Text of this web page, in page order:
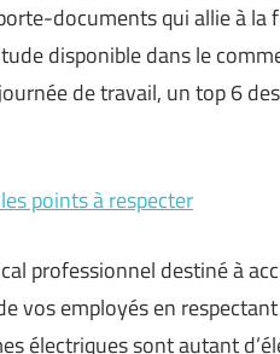
documents qui allie à
disponible dans le
de travail, un top 6
points à respecter
professionnel destiné à
vos employés en
électriques sont autant